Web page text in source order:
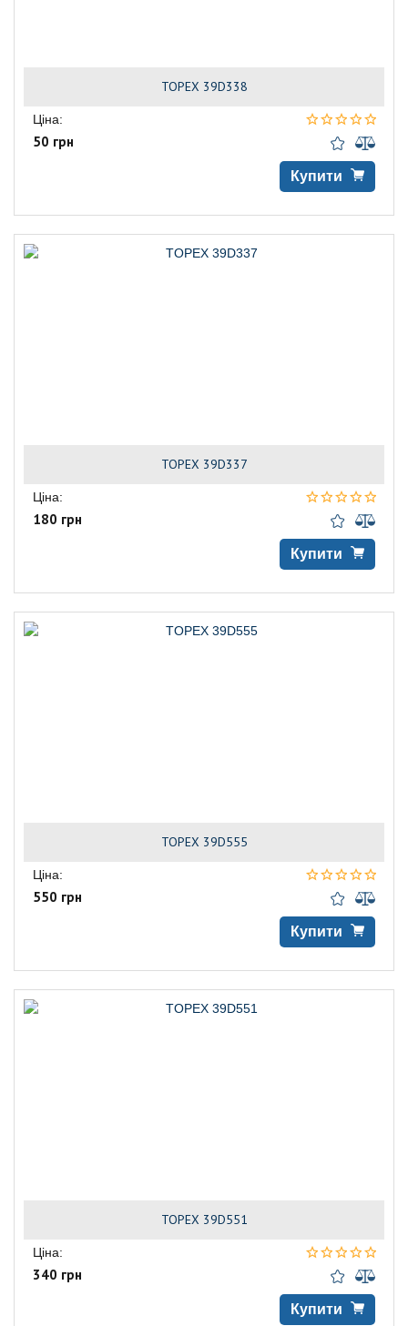
TOPEX 39D338
Ціна:
50 грн
Купити
TOPEX 39D337
Ціна:
180 грн
Купити
TOPEX 39D555
Ціна:
550 грн
Купити
TOPEX 39D551
Ціна:
340 грн
Купити